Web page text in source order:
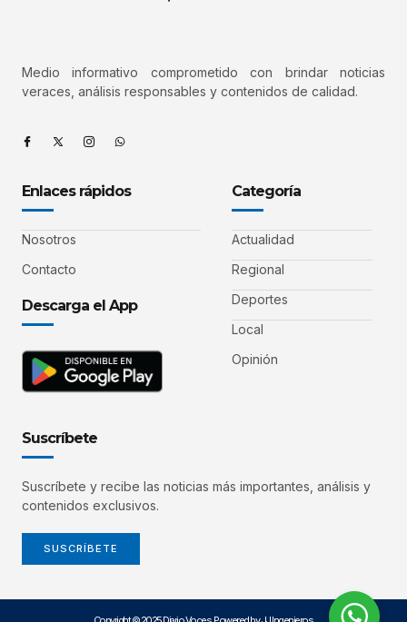
Medio informativo comprometido con brindar noticias
veraces, análisis responsables y contenidos de calidad.
Enlaces rápidos
Nosotros
Contacto
Descarga el App
Categoría
Actualidad
Regional
Deportes
Local
Opinión
Suscríbete
Suscríbete y recibe las noticias más importantes, análisis y
contenidos exclusivos.
SUSCRÍBETE